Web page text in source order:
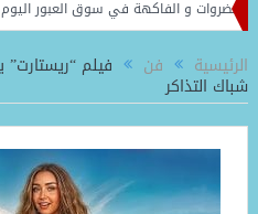
و الفاكهة في سوق العبور اليوم الأحد 9 -8-2026
الرئيسية فن
شباك التذاكر